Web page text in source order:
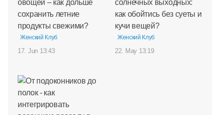
овощей – как дольше
сохранить летние
продукты свежими?
Женский Клуб
17. Jun 13:43
солнечных выходных:
как обойтись без суеты и
кучи вещей?
Женский Клуб
22. May 13:19